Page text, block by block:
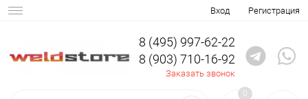
Вход Регистрация
8 (495) 997-62-22
8 (903) 710-16-92
Заказать звонок
0